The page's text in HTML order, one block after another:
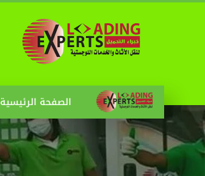
الصفحة الرئيسية